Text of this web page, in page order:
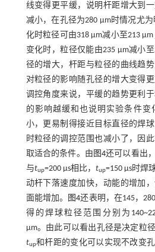
线变得更平缓，说明杆距增大到
减小，在孔径为280 μm时情况尤
化时粒径可由318 μm减小至213
变化时，粒径仅能由235 μm减小
径的增大，杆距与粒径的曲线趋
对粒径的影响随孔径的增大变得
调控角度来说，平缓的趋势更利
的影响越缓和也说明实验条件变
小，更易制得接近目标直径的焊
时粒径的调控范围也减小了，因
取适合的条件。由 图4还可以看出
与tup=200 µs相比， tup=150 µs时焊
动杆下落速度加快，动能的增加
面能增加。
图4还表明，在145，
得的焊球粒径范围分别为
μm。由此可以看出孔径是决定粒
tup和杆距的变化可以实现不改变